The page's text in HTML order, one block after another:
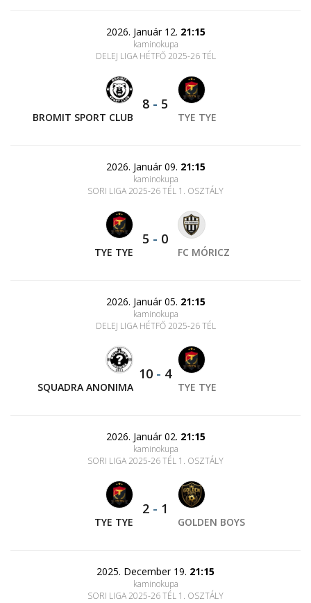
2026. Január 12. 21:15
kaminokupa
DELEJ LIGA HÉTFŐ 2025-26 TÉL
BROMIT SPORT CLUB
8 - 5
TYE TYE
2026. Január 09. 21:15
kaminokupa
SORI LIGA 2025-26 TÉL 1. OSZTÁLY
TYE TYE
5 - 0
FC MÓRICZ
2026. Január 05. 21:15
kaminokupa
DELEJ LIGA HÉTFŐ 2025-26 TÉL
SQUADRA ANONIMA
10 - 4
TYE TYE
2026. Január 02. 21:15
kaminokupa
SORI LIGA 2025-26 TÉL 1. OSZTÁLY
TYE TYE
2 - 1
GOLDEN BOYS
2025. December 19. 21:15
kaminokupa
SORI LIGA 2025-26 TÉL 1. OSZTÁLY